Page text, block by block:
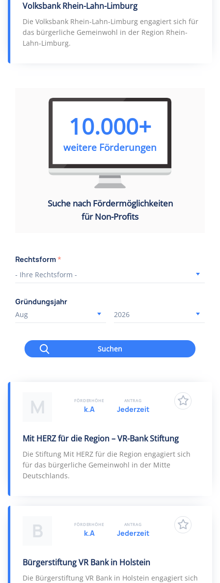
Volksbank Rhein-Lahn-Limburg
Die Volksbank Rhein-Lahn-Limburg engagiert sich für
das bürgerliche Gemeinwohl in der Region Rhein-
Lahn-Limburg.
10.000+
weitere Förderungen
Suche nach Fördermöglichkeiten
für Non-Profits
Rechtsform*
Gründungsjahr
Suchen
M
Mit HERZ für die Region – VR-Bank Stiftung
Die Stiftung Mit HERZ für die Region engagiert sich
für das bürgerliche Gemeinwohl in der Mitte
Deutschlands.
FÖRDERHÖHE
k.A
ANTRAG
Jederzeit
B
Bürgerstiftung VR Bank in Holstein
Die Bürgerstiftung VR Bank in Holstein engagiert sich
FÖRDERHÖHE
k.A
ANTRAG
Jederzeit